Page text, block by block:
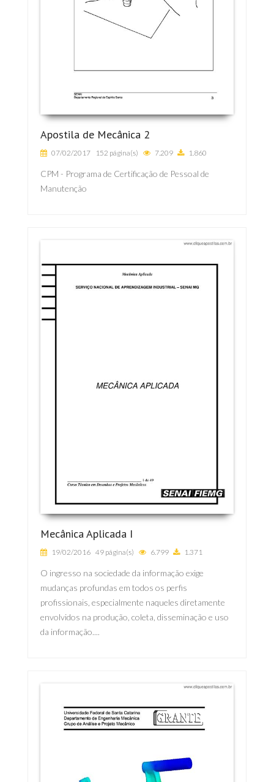
Apostila de Mecânica 2
07/02/2017 152 página(s) 7.209 1.860
CPM - Programa de Certificação de Pessoal de
Manutenção
Mecânica Aplicada I
19/02/2016 49 página(s) 6.799 1.371
O ingresso na sociedade da informação exige
mudanças profundas em todos os perfis
profissionais, especialmente naqueles diretamente
envolvidos na produção, coleta, disseminação e uso
da informação....